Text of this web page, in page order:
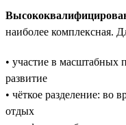
наиболее комплексная.
• участие в масштабных
развитие
• чёткое разделение:
отдых